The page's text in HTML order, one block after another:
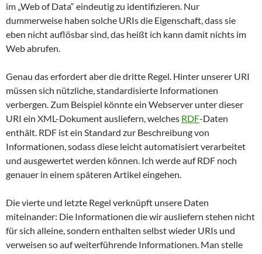
im „Web of Data“ eindeutig zu identifizieren. Nur
dummerweise haben solche URIs die Eigenschaft, dass sie
eben nicht auflösbar sind, das heißt ich kann damit nichts im
Web abrufen.
Genau das erfordert aber die dritte Regel. Hinter unserer URI
müssen sich nützliche, standardisierte Informationen
verbergen. Zum Beispiel könnte ein Webserver unter dieser
URI ein XML-Dokument ausliefern, welches RDF-Daten
enthält. RDF ist ein Standard zur Beschreibung von
Informationen, sodass diese leicht automatisiert verarbeitet
und ausgewertet werden können. Ich werde auf RDF noch
genauer in einem späteren Artikel eingehen.
Die vierte und letzte Regel verknüpft unsere Daten
miteinander: Die Informationen die wir ausliefern stehen nicht
für sich alleine, sondern enthalten selbst wieder URIs und
verweisen so auf weiterführende Informationen. Man stelle